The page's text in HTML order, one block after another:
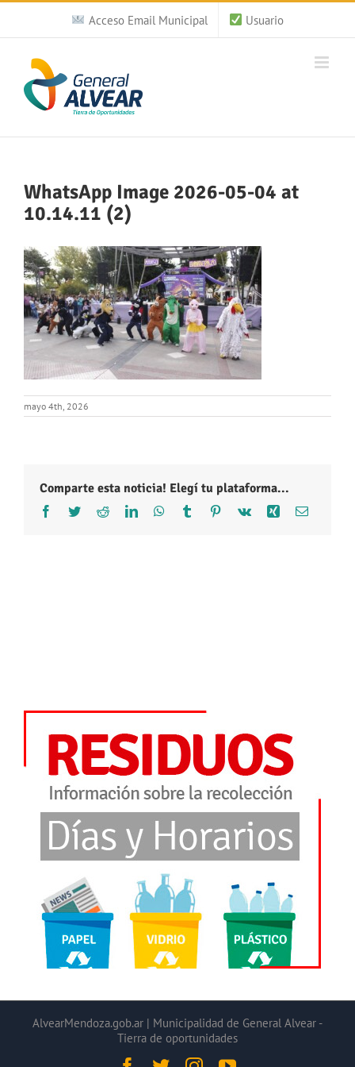
Saltar
contenido
Acceso Email Municipal Usuario
WhatsApp Image 2026-05-04 at
10.14.11 (2)
mayo 4th, 2026
Comparte esta noticia! Elegí tu plataforma...
Facebook
TwitterRedditLinkedInWhatsApp
Tumblr Pinterest
Vk Xing Correo
AlvearMendoza.gob.ar | Municipalidad de General Alvear -
Tierra de oportunidades